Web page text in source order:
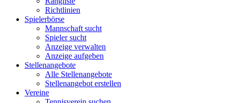
Richtlinien
Spielerbörse
Mannschaft sucht
Spieler sucht
Anzeige verwalten
Anzeige aufgeben
Stellenangebote
Alle Stellenangebote
Stellenangebot erstellen
Vereine